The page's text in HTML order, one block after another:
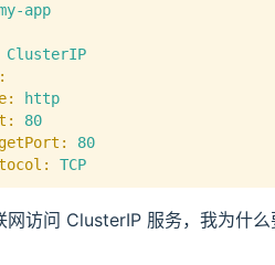
app
ClusterIP
http
80
80
TCP
网访问 ClusterIP 服务，我为什